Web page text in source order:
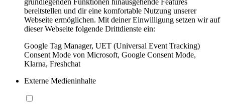
grundlegenden Funktionen hinausgehende Features
bereitstellen und dir eine komfortable Nutzung unserer
Webseite ermöglichen. Mit deiner Einwilligung setzen wir auf
dieser Webseite folgende Drittdienste ein:
Google Tag Manager, UET (Universal Event Tracking)
Consent Mode von Microsoft, Google Consent Mode,
Klarna, Freshchat
Externe Medieninhalte